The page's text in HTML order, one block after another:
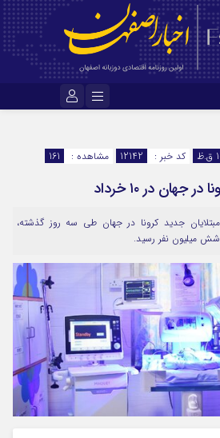
کد خبر : 12142 مشاهده : 161
در ۱۰ خرداد
جدید کرونا در جهان طی سه روز گذشته،
میلیون نفر رسید.